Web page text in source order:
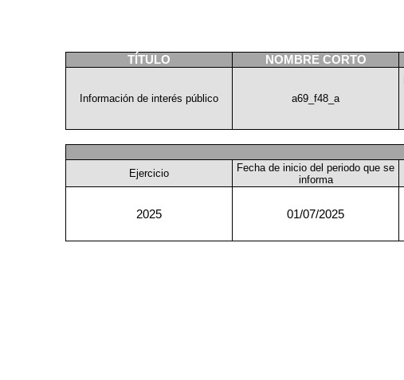
TÍTULO NOMBRE CORTO
Información de interés público a69_f48_a
Ejercicio
Fecha de inicio del periodo que se
informa
2025 01/07/2025